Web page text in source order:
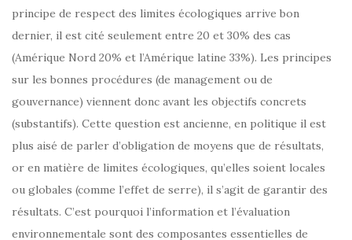
principe de respect des limites écologiques arrive bon
dernier, il est cité seulement entre 20 et 30% des cas
(Amérique Nord 20% et l’Amérique latine 33%). Les principes
sur les bonnes procédures (de management ou de
gouvernance) viennent donc avant les objectifs concrets
(substantifs). Cette question est ancienne, en politique il est
plus aisé de parler d’obligation de moyens que de résultats,
or en matière de limites écologiques, qu’elles soient locales
ou globales (comme l’effet de serre), il s’agit de garantir des
résultats. C’est pourquoi l’information et l’évaluation
environnementale sont des composantes essentielles de